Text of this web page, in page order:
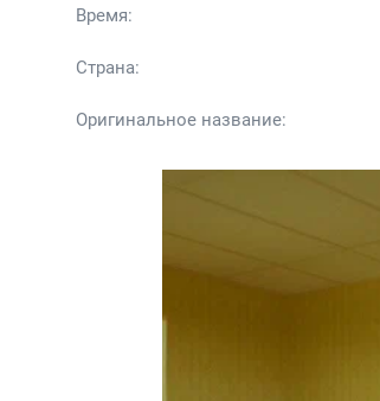
Время:
Страна:
Оригинальное название: